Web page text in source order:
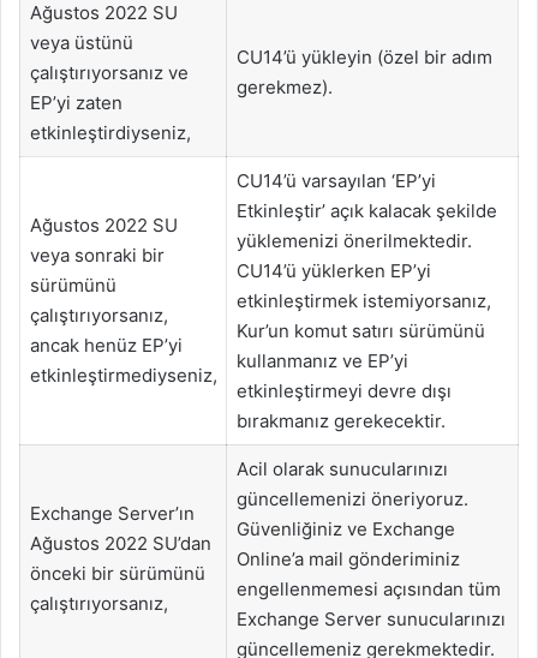
Ağustos 2022 SU
veya üstünü
çalıştırıyorsanız ve
EP’yi zaten
etkinleştirdiyseniz,
CU14’ü yükleyin (özel bir adım
gerekmez).
Ağustos 2022 SU
veya sonraki bir
sürümünü
çalıştırıyorsanız,
ancak henüz EP’yi
etkinleştirmediyseniz,
CU14’ü varsayılan ‘EP’yi
Etkinleştir’ açık kalacak şekilde
yüklemenizi önerilmektedir.
CU14’ü yüklerken EP’yi
etkinleştirmek istemiyorsanız,
Kur’un komut satırı sürümünü
kullanmanız ve EP’yi
etkinleştirmeyi devre dışı
bırakmanız gerekecektir.
Exchange Server’ın
Ağustos 2022 SU’dan
önceki bir sürümünü
çalıştırıyorsanız,
Acil olarak sunucularınızı
güncellemenizi öneriyoruz.
Güvenliğiniz ve Exchange
Online’a mail gönderiminiz
engellenmemesi açısından tüm
Exchange Server sunucularınızı
güncellemeniz gerekmektedir.